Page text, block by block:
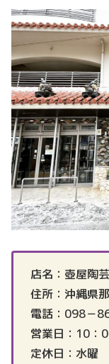
店名：壺屋陶
住所：沖縄県
電話：098－
営業日：10：
定休日：水曜